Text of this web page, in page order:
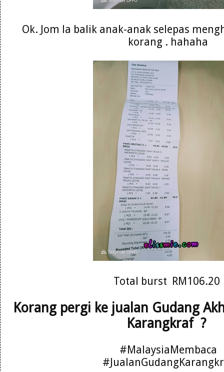
Ok. Jom la balik anak-anak selepas
korang . hahaha
Total burst RM106.20
Korang pergi ke jualan Gudang
Karangkraf ?
#MalaysiaMembaca